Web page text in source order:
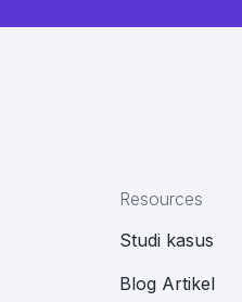
Resources
Studi kasus
Blog Artikel